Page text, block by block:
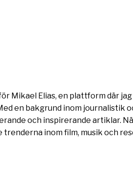
Mikael Elias, en plattform där
en bakgrund inom journalistik
och inspirerande artiklar.
inom film, musik och